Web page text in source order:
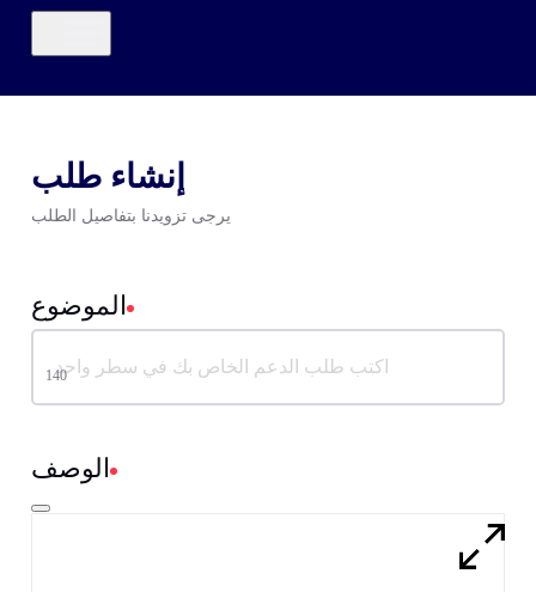
إنشاء طلب
يرجى تزويدنا بتفاصيل الطلب
الموضوع
الموضوع
140
characters
140
الوصف